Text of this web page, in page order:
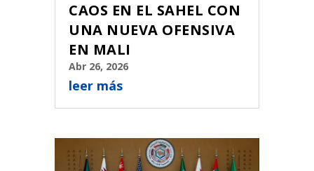
CAOS EN EL SAHEL CON
UNA NUEVA OFENSIVA
EN MALI
Abr 26, 2026
leer más